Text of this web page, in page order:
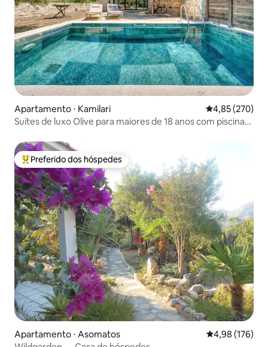
Apartamento ⋅ Kamilari 4,85 de uma
4,85 (270)
Suítes de luxo Olive para maiores de 18 anos com piscina
Entre os melhores preferidos dos hóspedes
Preferido dos hóspedes
Apartamento ⋅ Asomatos 4,98 de uma
4,98 (176)